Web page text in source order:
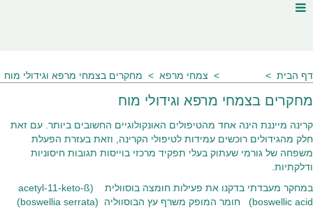
דף הבית צמחי מרפא מחקרים בצמחי מרפא וגידולי מוח
מחקרים בצמחי מרפא וגידולי מוח
קרינה מייננת הינה אחד מהטיפולים האונקולוגיים החשובים ביותר. עם זאת
חלק מהגידולים רוכשים עמידות לטיפולי הקרינה, וזאת בעזרת הפעלת
משפחה של גורמי שעתוק בעלי תפקיד מרכזי בוייסות תגובות חיסוניות
ודלקתיות.
במחקר מעבדתי בדקנו את פעילות חומצה בוסוולית (acetyl-11-keto-ß
(boswellic acid חומר המופק משרף עץ הבוסווליה (boswellia serrata)